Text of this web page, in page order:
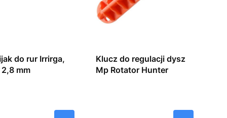
do rur Irrirga,
mm
Klucz do regulacji dysz
Mp Rotator Hunter